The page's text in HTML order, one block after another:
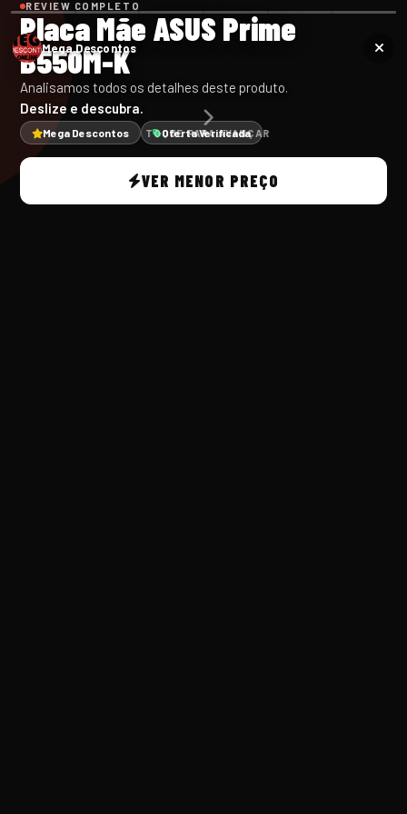
Mega Descontos
REVIEW COMPLETO
Placa Mãe ASUS Prime
B550M-K
Analisamos todos os detalhes deste produto.
Deslize e descubra.
Mega Descontos Oferta Verificada
VER MENOR PREÇO
TOQUE PARA AVANÇAR